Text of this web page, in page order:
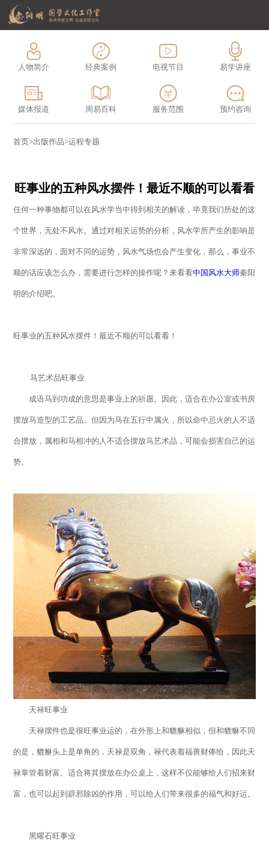
人物简介 经典案例 电视节目 易学讲座
媒体报道 周易百科 服务范围 预约咨询
首页>出版作品>运程专题
旺事业的五种风水摆件！最近不顺的可以看看
任何一种事物都可以在风水学当中得到相关的解读，毕竟我们所处的这
个世界，无处不风水。通过对相关运势的分析，风水学所产生的影响是
非常深远的，面对不同的运势，风水气场也会产生变化，那么，事业不
顺的话应该怎么办，需要进行怎样的操作呢？来看看中国风水大师秦阳
明的介绍吧。
旺事业的五种风水摆件！最近不顺的可以看看！
马艺术品旺事业
成语马到功成的意思是事业上的祈愿。因此，适合在办公室或书房
摆放马造型的工艺品。但因为马在五行中属火，所以命中忌火的人不适
合摆放，属相和马相冲的人不适合摆放马艺术品，可能会损害自己的运
势。
天禄旺事业
天禄摆件也是很旺事业运的，在外形上和貔貅相似，但和貔貅不同
的是，貔貅头上是单角的，天禄是双角，禄代表着福善财俸给，因此天
禄掌管着财富。适合将其摆放在办公桌上，这样不仅能够给人们招来财
富，也可以起到辟邪除凶的作用，可以给人们带来很多的福气和好运。
黑曜石旺事业